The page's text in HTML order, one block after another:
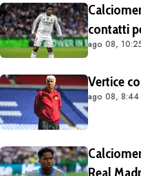
contatti
ago 08,
Vertice
ago 08, 8:44
Real